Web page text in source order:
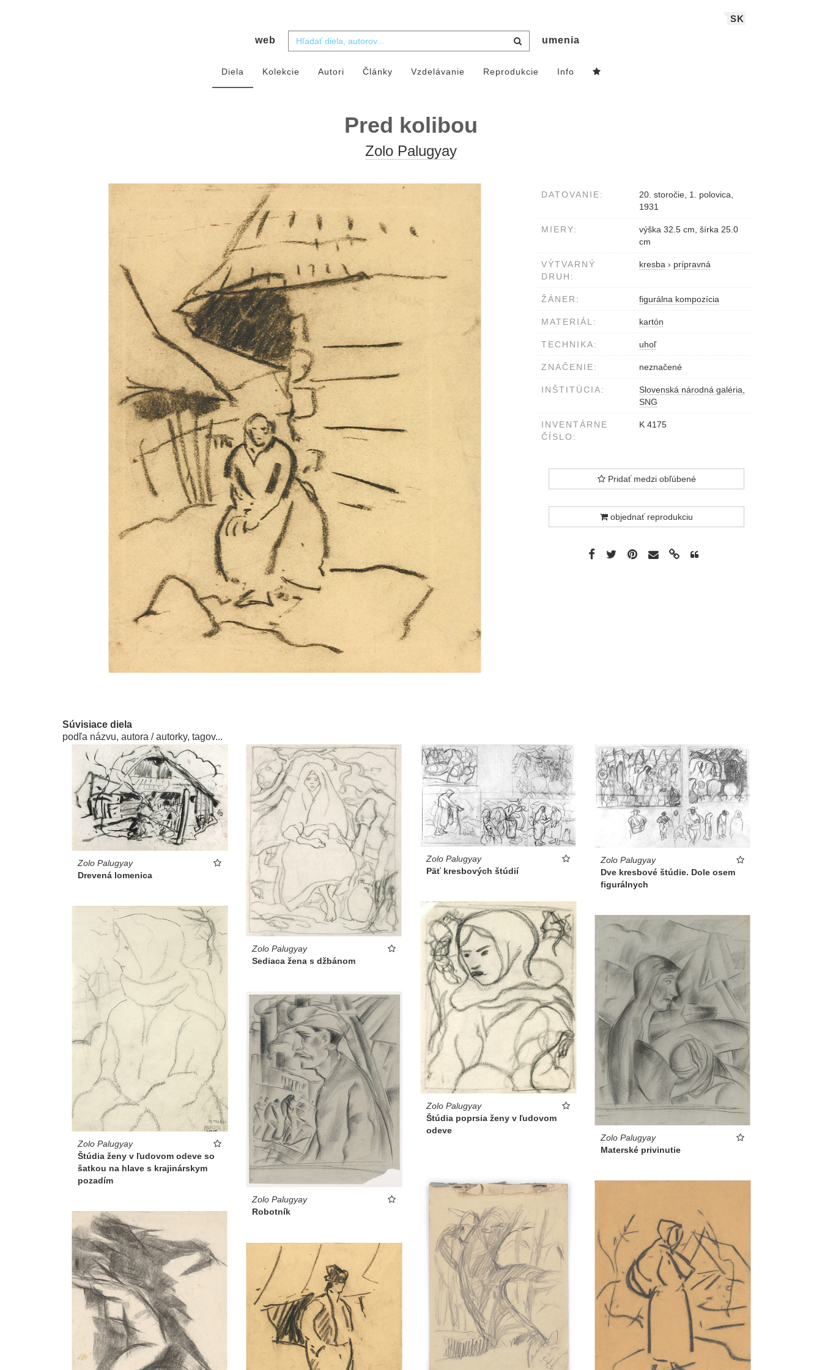
SK
web umenia
Diela Kolekcie Autori Články Vzdelávanie Reprodukcie Info
Pred kolibou
Zolo Palugyay
DATOVANIE:
20. storočie, 1. polovica,
1931
MIERY:
výška 32.5 cm, šírka 25.0
cm
VÝTVARNÝ
DRUH:
kresba › prípravná
ŽÁNER: figurálna kompozícia
MATERIÁL: kartón
TECHNIKA: uhoľ
ZNAČENIE: neznačené
INŠTITÚCIA:
Slovenská národná galéria,
SNG
INVENTÁRNE
ČÍSLO:
K 4175
Pridať medzi obľúbené
objednať reprodukciu
Súvisiace diela
podľa názvu, autora / autorky, tagov...
Zolo Palugyay
Drevená lomenica
Zolo Palugyay
Sediaca žena s džbánom
Zolo Palugyay
Päť kresbových štúdií
Zolo Palugyay
Dve kresbové štúdie. Dole osem
figurálnych
Zolo Palugyay
Štúdia poprsia ženy v ľudovom
odeve
Zolo Palugyay
Štúdia ženy v ľudovom odeve so
šatkou na hlave s krajinárskym
pozadím
Zolo Palugyay
Materské privinutie
Zolo Palugyay
Robotník